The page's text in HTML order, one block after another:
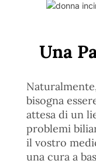
Una
bisogna
attesa di un
problemi
il vostro
una cura a